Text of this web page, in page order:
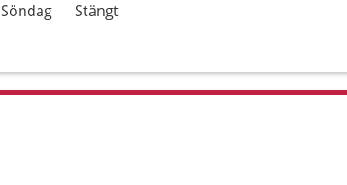
Söndag
Stängt